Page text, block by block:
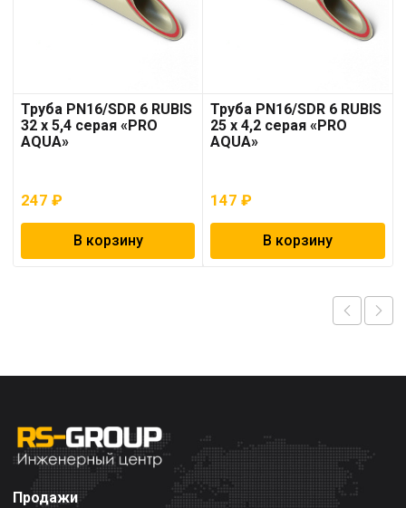
Труба PN16/SDR 6 RUBIS
32 x 5,4 серая «PRO
AQUA»
247 ₽
В корзину
Труба PN16/SDR 6 RUBIS
25 x 4,2 серая «PRO
AQUA»
147₽
В корзину
Продажи